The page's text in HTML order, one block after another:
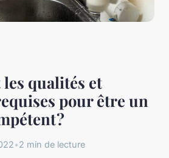
qualités et
pour être un
?
•2 min de lecture